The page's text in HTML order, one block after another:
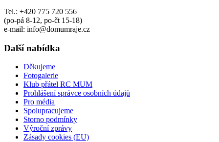
Tel.: +420 775 720 556
(po-pá 8-12, po-čt 15-18)
e-mail: info@domumraje.cz
Další nabídka
Děkujeme
Fotogalerie
Klub přátel RC MUM
Prohlášení správce osobních údajů
Pro média
Spolupracujeme
Storno podmínky
Výroční zprávy
Zásady cookies (EU)